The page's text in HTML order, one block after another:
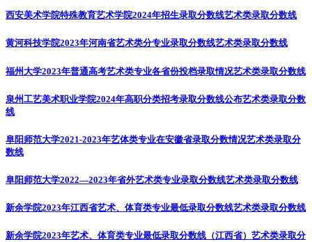
西安美术学院特殊教育艺术学院2024年招生录取分数线艺术类录取分数线
黄河科技学院2023年河南省艺术类分专业录取分数线艺术类录取分数线
福州大学2023年普通高考艺术类专业各省份投档录取情况艺术类录取分数线
泉州工艺美术职业学院2024年高职分类招考录取分数线公布艺术类录取分数
线
阜阳师范大学2021-2023年艺体类专业在安徽省录取分数情况艺术类录取分
数线
阜阳师范大学2022—2023年省外艺术类专业录取分数线艺术类录取分数线
新余学院2023年江西省艺术、体育类专业最低录取分数线艺术类录取分数线
新余学院2023年艺术、体育类专业最低录取分数线（江西省） 艺术类录取分